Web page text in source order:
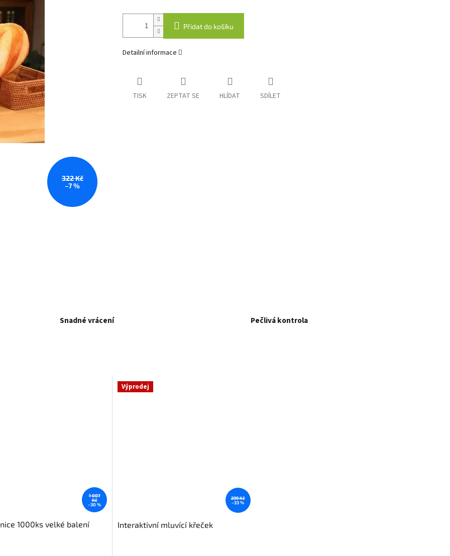
322 Kč
–7 %
Přidat do košíku
Detailní informace
TISK ZEPTAT SE HLÍDAT SDÍLET
Snadné vrácení Pečlivá kontrola
1 007
Kč
–30 %
1000ks velké balení
Výprodej
299 Kč
–33 %
Interaktivní mluvící křeček